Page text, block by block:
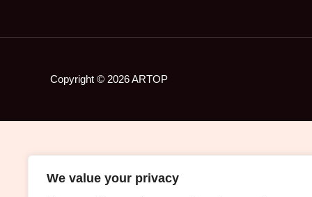
We value your privacy
Copyright © 2026 ARTOP